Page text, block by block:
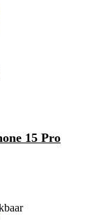
15 Pro